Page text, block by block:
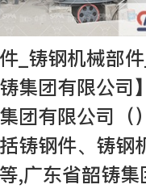
_铸钢机械部
集团有限公司
团有限公司（
铸钢件、铸钢
,广东省韶铸集